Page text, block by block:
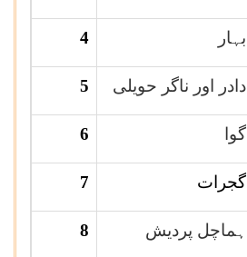
4 بہار
5 دادر اور ناگر حویلی
6 گوا
7 گجرات
8 ہماچل پردیش